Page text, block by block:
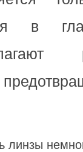
в
линзы